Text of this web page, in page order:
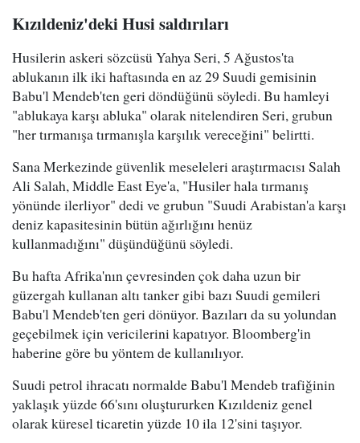
Kızıldeniz'deki Husi saldırıları
Husilerin askeri sözcüsü Yahya Seri, 5 Ağustos'ta
ablukanın ilk iki haftasında en az 29 Suudi gemisinin
Babu'l Mendeb'ten geri döndüğünü söyledi. Bu hamleyi
"ablukaya karşı abluka" olarak nitelendiren Seri, grubun
"her tırmanışa tırmanışla karşılık vereceğini" belirtti.
Sana Merkezinde güvenlik meseleleri araştırmacısı Salah
Ali Salah, Middle East Eye'a, "Husiler hala tırmanış
yönünde ilerliyor" dedi ve grubun "Suudi Arabistan'a karşı
deniz kapasitesinin bütün ağırlığını henüz
kullanmadığını" düşündüğünü söyledi.
Bu hafta Afrika'nın çevresinden çok daha uzun bir
güzergah kullanan altı tanker gibi bazı Suudi gemileri
Babu'l Mendeb'ten geri dönüyor. Bazıları da su yolundan
geçebilmek için vericilerini kapatıyor. Bloomberg'in
haberine göre bu yöntem de kullanılıyor.
Suudi petrol ihracatı normalde Babu'l Mendeb trafiğinin
yaklaşık yüzde 66'sını oluştururken Kızıldeniz genel
olarak küresel ticaretin yüzde 10 ila 12'sini taşıyor.